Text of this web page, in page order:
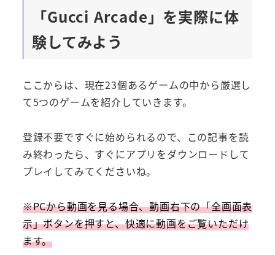
「Gucci Arcade」を実際に体
験してみよう
ここからは、現在23個あるゲームの中から厳選し
て5つのゲームを紹介していきます。
登録不要ですぐに始められるので、この記事を読
み終わったら、すぐにアプリをダウンロードして
プレイしてみてくださいね。
※PCから動画を見る場合、動画右下の「全画面表
示」ボタンを押すと、快適に動画をご覧いただけ
ます。